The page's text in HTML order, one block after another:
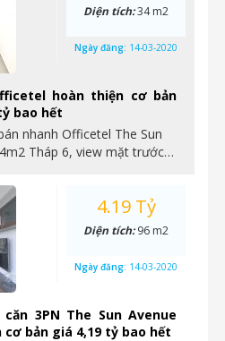
hoàn thiện cơ bản
bao hết
nhanh Officetel The Sun
Tháp 6, view mặt trước…
Diện tích:34 m2
Ngày đăng: 14-03-2020
3PN The Sun Avenue
cơ bản giá 4,19 tỷ bao hết
4.19 Tỷ
Diện tích:96 m2
Ngày đăng: 14-03-2020